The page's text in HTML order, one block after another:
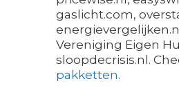
gaslicht.com,
Vereniging Eigen
sloopdecrisis.nl.
pakketten.